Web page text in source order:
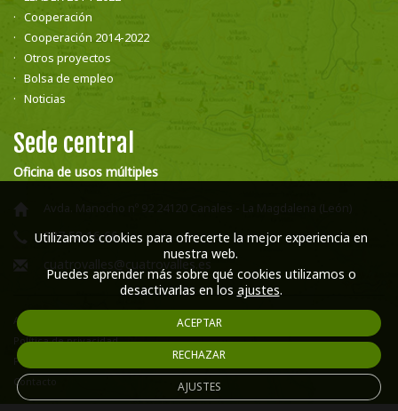
Cooperación
Cooperación 2014-2022
Otros proyectos
Bolsa de empleo
Noticias
Sede central
Oficina de usos múltiples
Avda. Manocho nº 92 24120 Canales - La Magdalena (León)
987 58 16 66
cuatrovalles@cuatrovalles.es
Aviso legal
Política de privacidad
Política de cookies
Contacto
Utilizamos cookies para ofrecerte la mejor experiencia en
nuestra web.
Puedes aprender más sobre qué cookies utilizamos o
desactivarlas en los ajustes.
ACEPTAR
RECHAZAR
AJUSTES